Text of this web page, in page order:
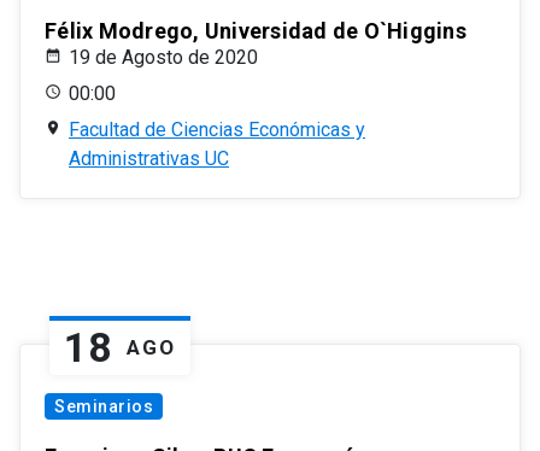
Félix Modrego, Universidad de O`Higgins
19 de Agosto de 2020
00:00
Facultad de Ciencias Económicas y
Administrativas UC
18 AGO
Seminarios